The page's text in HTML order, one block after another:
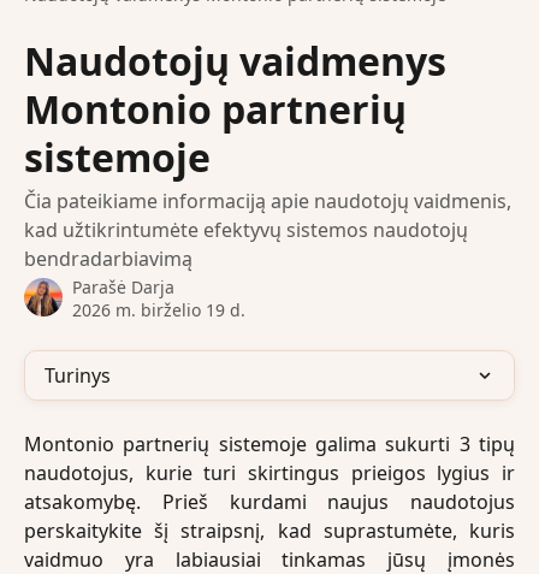
Naudotojų vaidmenys
Montonio partnerių
sistemoje
Čia pateikiame informaciją apie naudotojų vaidmenis,
kad užtikrintumėte efektyvų sistemos naudotojų
bendradarbiavimą
Parašė Darja
2026 m. birželio 19 d.
Turinys
Montonio partnerių sistemoje galima sukurti 3 tipų
naudotojus, kurie turi skirtingus prieigos lygius ir
atsakomybę. Prieš kurdami naujus naudotojus
perskaitykite šį straipsnį, kad suprastumėte, kuris
vaidmuo yra labiausiai tinkamas jūsų įmonės